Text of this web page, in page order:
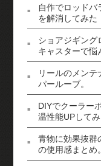
自作でロッドバ
を解消してみた
ショアジギング
キャスターで悩
リールのメン
パールーブ。
DIYでクーラー
温性能UPしてみ
青物に効果抜群
の使用感まとめ。